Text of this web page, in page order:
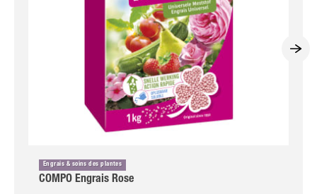
Engrais & soins des plantes
COMPO Engrais Rose